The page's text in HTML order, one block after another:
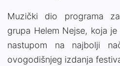
Muzički dio programa
grupa Helem Nejse, koja
nastupom na najbolji
ovogodišnjeg izdanja